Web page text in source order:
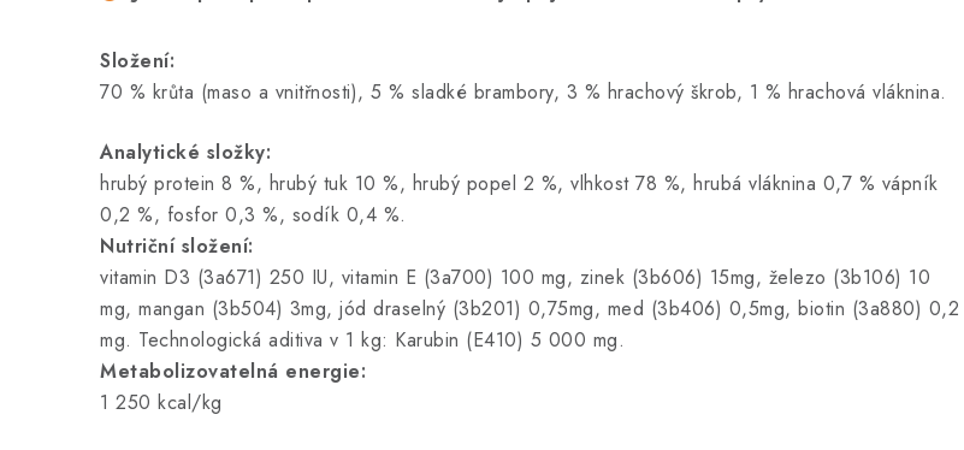
Složení:
70 % krůta (maso a vnitřnosti), 5 % sladké brambory, 3 % hrachový škrob, 1 % hrachová vláknina.
Analytické složky:
hrubý protein 8 %, hrubý tuk 10 %, hrubý popel 2 %, vlhkost 78 %, hrubá vláknina 0,7 % vápník
0,2 %, fosfor 0,3 %, sodík 0,4 %.
Nutriční složení:
vitamin D3 (3a671) 250 IU, vitamin E (3a700) 100 mg, zinek (3b606) 15mg, železo (3b106) 10
mg, mangan (3b504) 3mg, jód draselný (3b201) 0,75mg, med (3b406) 0,5mg, biotin (3a880) 0,2
mg. Technologická aditiva v 1 kg: Karubin (E410) 5 000 mg.
Metabolizovatelná energie:
1 250 kcal/kg